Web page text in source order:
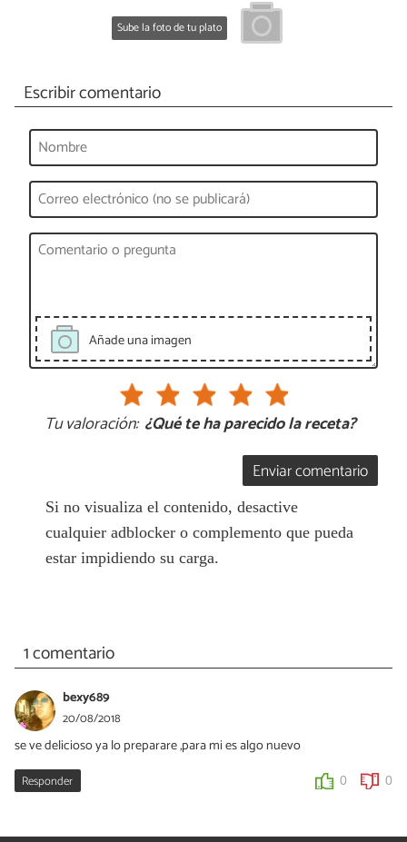
Sube la foto de tu plato
Escribir comentario
Añade una imagen
Tu valoración: ¿Qué te ha parecido la receta?
Enviar comentario
Si no visualiza el contenido, desactive
cualquier adblocker o complemento que pueda
estar impidiendo su carga.
1 comentario
bexy689
20/08/2018
se ve delicioso ya lo preparare ,para mi es algo nuevo
Responder 0 0